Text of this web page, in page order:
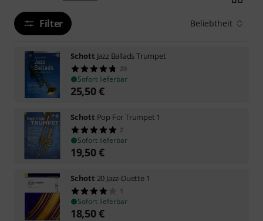
Filter Beliebtheit
Schott Jazz Ballads Trumpet
20
Sofort lieferbar
25,50€
Schott Pop For Trumpet 1
2
Sofort lieferbar
19,50€
Schott 20 Jazz-Duette 1
1
Sofort lieferbar
18,50€